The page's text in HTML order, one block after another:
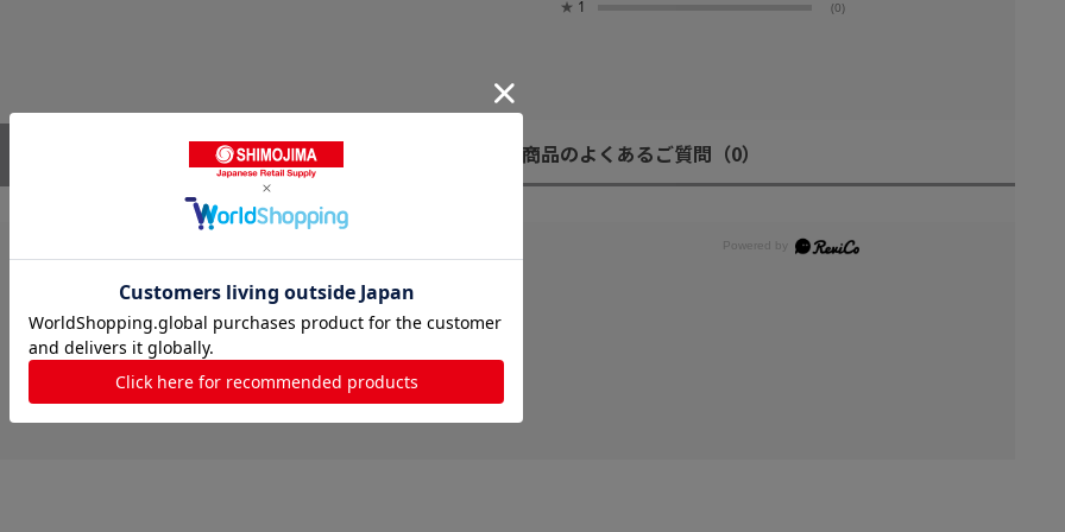
★ 1 (0)
商品のよくあるご質問 （0）
レビューはありません。